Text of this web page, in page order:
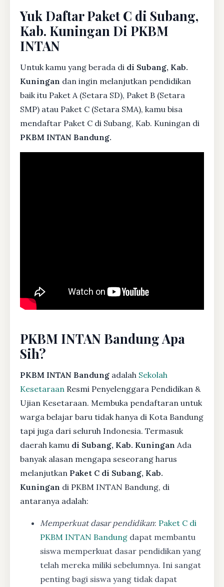
Yuk Daftar Paket C di Subang,
Kab. Kuningan Di PKBM
INTAN
Untuk kamu yang berada di di Subang, Kab.
Kuningan dan ingin melanjutkan pendidikan
baik itu Paket A (Setara SD), Paket B (Setara
SMP) atau Paket C (Setara SMA), kamu bisa
mendaftar Paket C di Subang, Kab. Kuningan di
PKBM INTAN Bandung.
PKBM INTAN Bandung Apa
Sih?
PKBM INTAN Bandung adalah Sekolah
Kesetaraan Resmi Penyelenggara Pendidikan &
Ujian Kesetaraan. Membuka pendaftaran untuk
warga belajar baru tidak hanya di Kota Bandung
tapi juga dari seluruh Indonesia. Termasuk
daerah kamu di Subang, Kab. Kuningan Ada
banyak alasan mengapa seseorang harus
melanjutkan Paket C di Subang, Kab.
Kuningan di PKBM INTAN Bandung, di
antaranya adalah:
Memperkuat dasar pendidikan: Paket C di
PKBM INTAN Bandung dapat membantu
siswa memperkuat dasar pendidikan yang
telah mereka miliki sebelumnya. Ini sangat
penting bagi siswa yang tidak dapat